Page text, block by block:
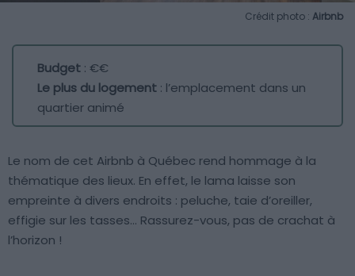
Crédit photo : Airbnb
Budget : €€
Le plus du logement : l’emplacement dans un
quartier animé
Le nom de cet Airbnb à Québec rend hommage à la
thématique des lieux. En effet, le lama laisse son
empreinte à divers endroits : peluche, taie d’oreiller,
effigie sur les tasses… Rassurez-vous, pas de crachat à
l’horizon !